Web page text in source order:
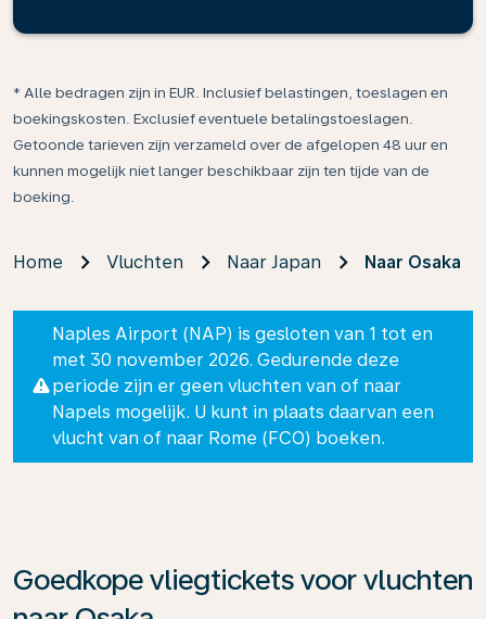
* Alle bedragen zijn in EUR. Inclusief belastingen, toeslagen en
boekingskosten. Exclusief eventuele betalingstoeslagen.
Getoonde tarieven zijn verzameld over de afgelopen 48 uur en
kunnen mogelijk niet langer beschikbaar zijn ten tijde van de
boeking.
Home Vluchten Naar Japan Naar Osaka
Naples Airport (NAP) is gesloten van 1 tot en
met 30 november 2026. Gedurende deze
periode zijn er geen vluchten van of naar
Napels mogelijk. U kunt in plaats daarvan een
vlucht van of naar Rome (FCO) boeken.
Goedkope vliegtickets voor vluchten